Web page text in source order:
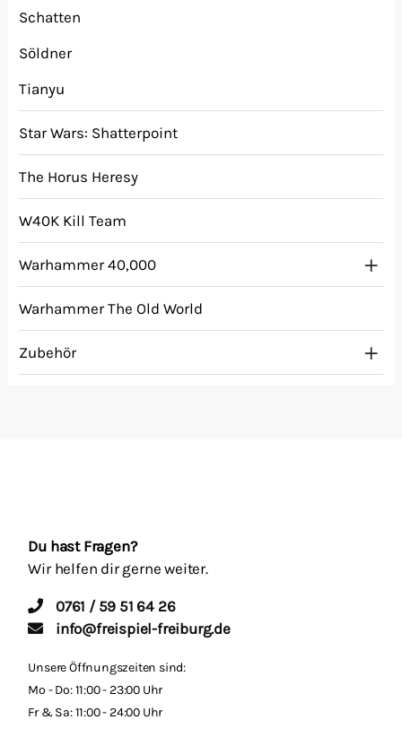
Schatten
Söldner
Tianyu
Star Wars: Shatterpoint
The Horus Heresy
W40K Kill Team
Warhammer 40,000
Warhammer The Old World
Zubehör
Du hast Fragen?
Wir helfen dir gerne weiter.
0761 / 59 51 64 26
info@freispiel-freiburg.de
Unsere Öffnungszeiten sind:
Mo - Do: 11:00 - 23:00 Uhr
Fr & Sa: 11:00 - 24:00 Uhr